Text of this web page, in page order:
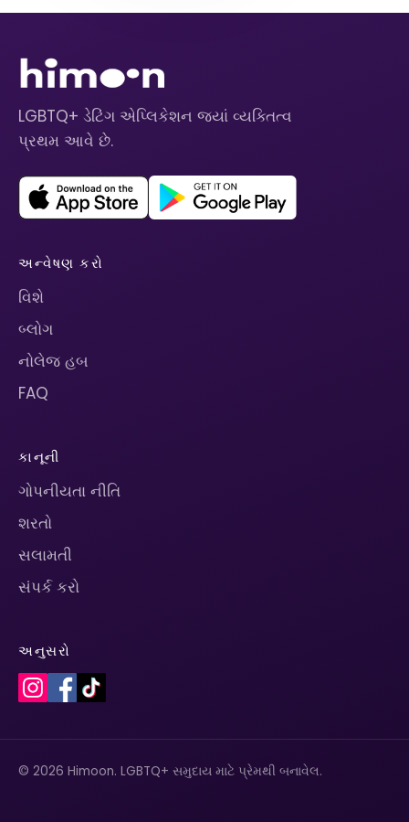
LGBTQ+ ડેટિંગ એપ્લિકેશન જ્યાં વ્યક્તિત્વ
પ્રથમ આવે છે.
અન્વેષણ કરો
વિશે
બ્લોગ
નોલેજ હબ
FAQ
કાનૂની
ગોપનીયતા નીતિ
શરતો
સલામતી
સંપર્ક કરો
અનુસરો
© 2026 Himoon. LGBTQ+ સમુદાય માટે પ્રેમથી બનાવેલ.